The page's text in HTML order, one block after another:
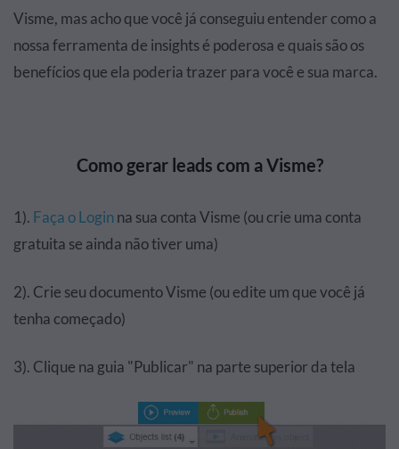
Visme, mas acho que você já conseguiu entender como a
nossa ferramenta de insights é poderosa e quais são os
benefícios que ela poderia trazer para você e sua marca.
Como gerar leads com a Visme?
1). Faça o Loginna sua conta Visme (ou crie uma conta
gratuita se ainda não tiver uma)
2). Crie seu documento Visme (ou edite um que você já
tenha começado)
3). Clique na guia "Publicar" na parte superior da tela